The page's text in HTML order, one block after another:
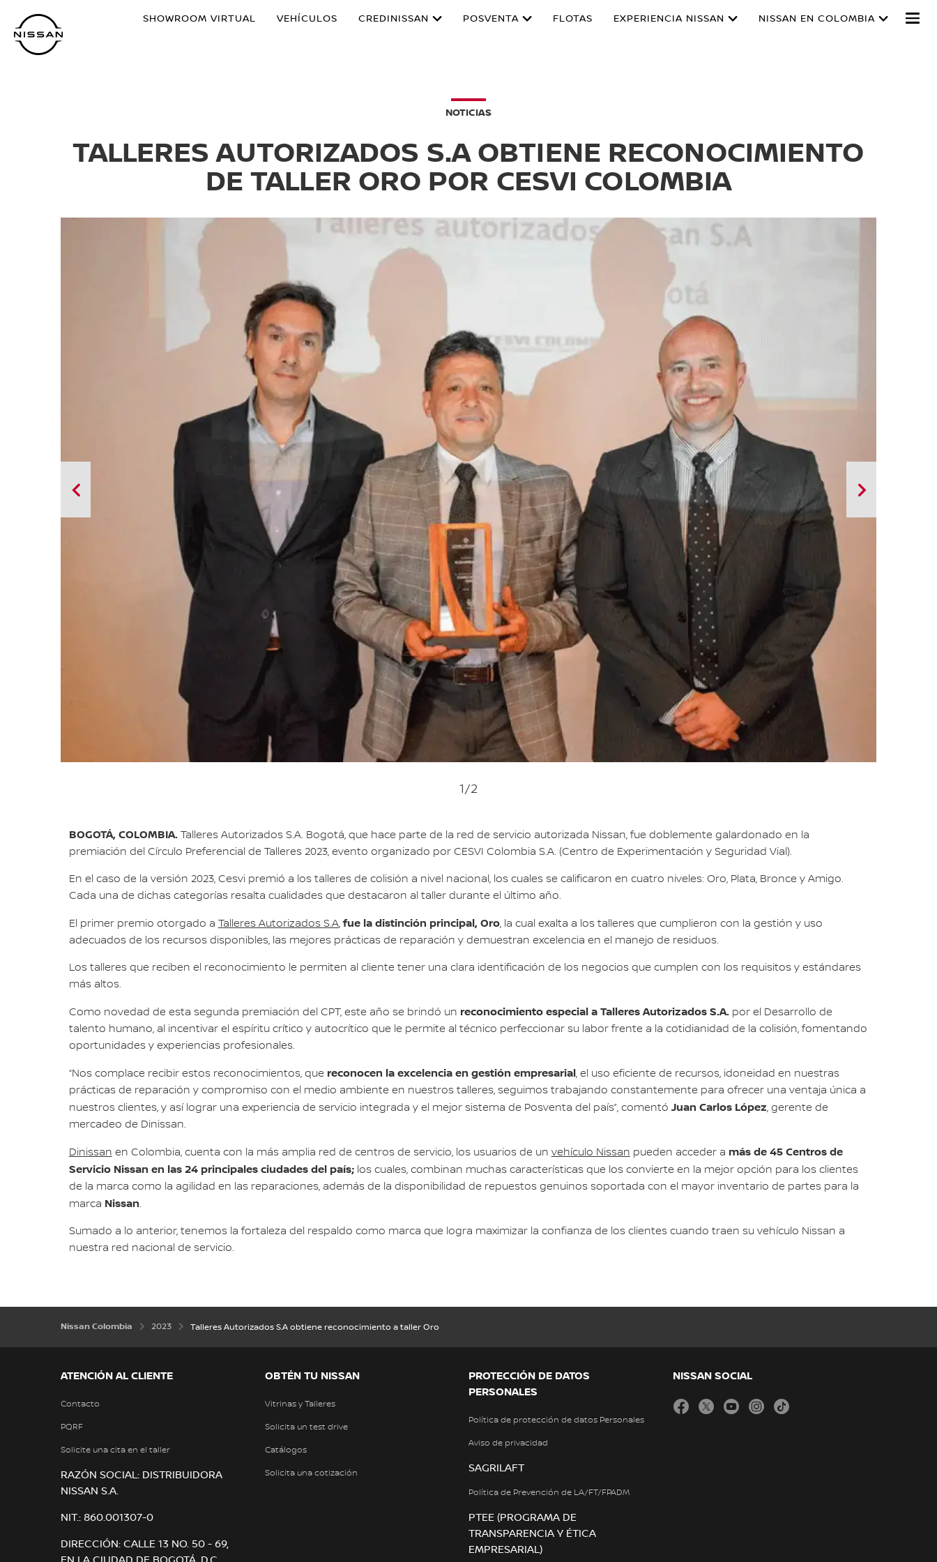
contenido
principal
SHOWROOM VIRTUAL VEHÍCULOS CREDINISSAN POSVENTA FLOTAS EXPERIENCIA NISSAN NISSAN EN COLOMBIA
NOTICIAS
TALLERES AUTORIZADOS S.A OBTIENE RECONOCIMIENTO
DE TALLER ORO POR CESVI COLOMBIA
1/2
BOGOTÁ, COLOMBIA. Talleres Autorizados S.A. Bogotá, que hace parte de la red de servicio autorizada Nissan, fue doblemente galardonado en la
premiación del Círculo Preferencial de Talleres 2023, evento organizado por CESVI Colombia S.A. (Centro de Experimentación y Seguridad Vial).
En el caso de la versión 2023, Cesvi premió a los talleres de colisión a nivel nacional, los cuales se calificaron en cuatro niveles: Oro, Plata, Bronce y Amigo.
Cada una de dichas categorías resalta cualidades que destacaron al taller durante el último año.
El primer premio otorgado a Talleres Autorizados S.A,fue la distinción principal, Oro, la cual exalta a los talleres que cumplieron con la gestión y uso
adecuados de los recursos disponibles, las mejores prácticas de reparación y demuestran excelencia en el manejo de residuos.
Los talleres que reciben el reconocimiento le permiten al cliente tener una clara identificación de los negocios que cumplen con los requisitos y estándares
más altos.
Como novedad de esta segunda premiación del CPT, este año se brindó un reconocimiento especial a Talleres Autorizados S.A. por el Desarrollo de
talento humano, al incentivar el espíritu crítico y autocrítico que le permite al técnico perfeccionar su labor frente a la cotidianidad de la colisión, fomentando
oportunidades y experiencias profesionales.
“Nos complace recibir estos reconocimientos, que reconocen la excelencia en gestión empresarial, el uso eficiente de recursos, idoneidad en nuestras
prácticas de reparación y compromiso con el medio ambiente en nuestros talleres, seguimos trabajando constantemente para ofrecer una ventaja única a
nuestros clientes, y así lograr una experiencia de servicio integrada y el mejor sistema de Posventa del país”, comentó Juan Carlos López, gerente de
mercadeo de Dinissan.
Dinissan en Colombia, cuenta con la más amplia red de centros de servicio, los usuarios de un vehículo Nissan pueden acceder a más de 45 Centros de
Servicio Nissan en las 24 principales ciudades del país;los cuales, combinan muchas características que los convierte en la mejor opción para los clientes
de la marca como la agilidad en las reparaciones, además de la disponibilidad de repuestos genuinos soportada con el mayor inventario de partes para la
marca Nissan.
Sumado a lo anterior, tenemos la fortaleza del respaldo como marca que logra maximizar la confianza de los clientes cuando traen su vehículo Nissan a
nuestra red nacional de servicio.
Nissan Colombia 2023 Talleres Autorizados S.A obtiene reconocimiento a taller Oro
ATENCIÓN AL CLIENTE
Contacto
PQRF
Solicite una cita en el taller
RAZÓN SOCIAL: DISTRIBUIDORA
NISSAN S.A.
NIT.: 860.001307-0
DIRECCIÓN: CALLE 13 NO. 50 - 69,
OBTÉN TU NISSAN
Vitrinas y Talleres
Solicita un test drive
Catálogos
Solicita una cotización
PROTECCIÓN DE DATOS
PERSONALES
Política de protección de datos Personales
Aviso de privacidad
SAGRILAFT
Política de Prevención de LA/FT/FPADM
PTEE (PROGRAMA DE
TRANSPARENCIA Y ÉTICA
EMPRESARIAL)
NISSAN SOCIAL
facebooktwitteryoutubeinstagram
tiktok